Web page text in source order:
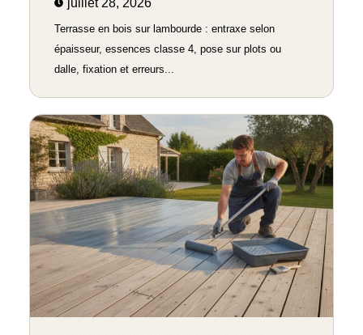
juillet 28, 2026
Terrasse en bois sur lambourde : entraxe selon
épaisseur, essences classe 4, pose sur plots ou
dalle, fixation et erreurs...